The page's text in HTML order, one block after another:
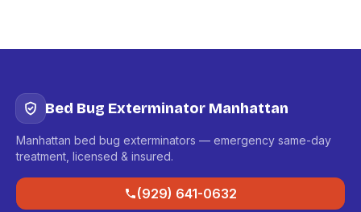
Bed Bug Exterminator Manhattan
Manhattan bed bug exterminators — emergency same-day
treatment, licensed & insured.
(929) 641-0632